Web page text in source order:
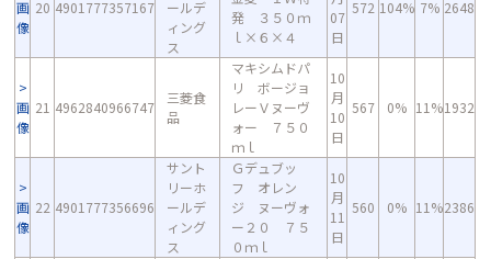
画
像
20 4901777357167
ールデ
ィング
ス
発 ３５０ｍ
ｌ×６×４
07
日
572 104% 7% 2648
画
像
21 4962840966747
三菱食
品
マキシムドパ
リ ボージョ
レーＶヌーヴ
ォー ７５０
ｍｌ
10
月
10
日
567 0% 11%1932
画
像
22 4901777356696
サント
リーホ
ールデ
ィング
ス
Ｇデュブッ
フ オレン
ジ ヌーヴォ
ー２０ ７５
０ｍｌ
10
月
11
日
560 0% 11%2386